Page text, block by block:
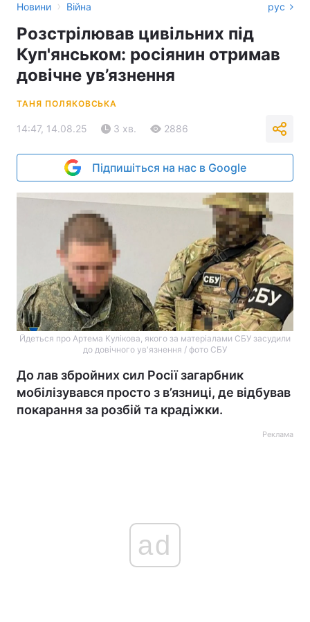
Новини › Війна рус
Розстрілював цивільних під
Куп'янськом: росіянин отримав
довічне ув’язнення
ТАНЯ ПОЛЯКОВСЬКА
14:47, 14.08.25 3 хв. 2886
Підпишіться на нас в Google
Йдеться про Артема Кулікова, якого за матеріалами СБУ засудили
до довічного ув'язнення / фото СБУ
До лав збройних сил Росії загарбник
мобілізувався просто з в’язниці, де відбував
покарання за розбій та крадіжки.
Реклама
ad